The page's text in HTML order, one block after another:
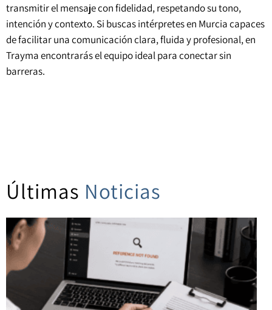
transmitir el mensaje con fidelidad, respetando su tono,
intención y contexto. Si buscas intérpretes en Murcia capaces
de facilitar una comunicación clara, fluida y profesional, en
Trayma encontrarás el equipo ideal para conectar sin
barreras.
Últimas Noticias